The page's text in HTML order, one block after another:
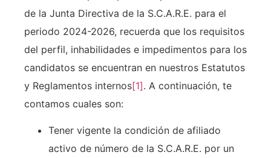
de la Junta Directiva de la S.C.A.R.E. para el
periodo 2024-2026, recuerda que los requisitos
del perfil, inhabilidades e impedimentos para los
candidatos se encuentran en nuestros Estatutos
y Reglamentos internos[1]. A continuación, te
contamos cuales son:
Tener vigente la condición de afiliado
activo de número de la S.C.A.R.E. por un